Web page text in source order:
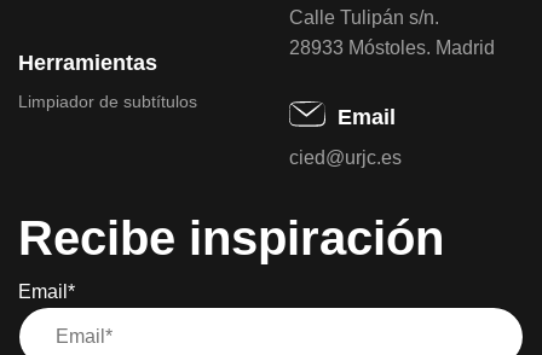
Herramientas
Limpiador de subtítulos
Calle Tulipán s/n.
28933 Móstoles. Madrid
Email
cied@urjc.es
Recibe inspiración
Email*